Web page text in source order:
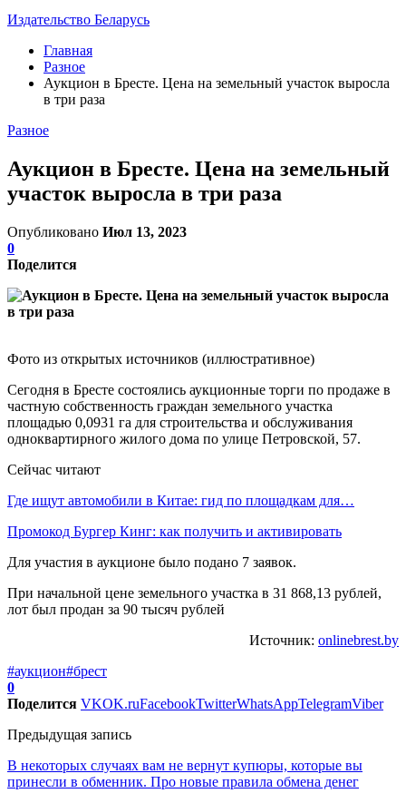
Издательство Беларусь
Главная
Разное
Аукцион в Бресте. Цена на земельный участок выросла
в три раза
Разное
Аукцион в Бресте. Цена на земельный
участок выросла в три раза
Опубликовано Июл 13, 2023
0
Поделится
Фото из открытых источников (иллюстративное)
Сегодня в Бресте состоялись аукционные торги по продаже в
частную собственность граждан земельного участка
площадью 0,0931 га для строительства и обслуживания
одноквартирного жилого дома по улице Петровской, 57.
Сейчас читают
Где ищут автомобили в Китае: гид по площадкам для…
Промокод Бургер Кинг: как получить и активировать
Для участия в аукционе было подано 7 заявок.
При начальной цене земельного участка в 31 868,13 рублей,
лот был продан за 90 тысяч рублей
Источник: onlinebrest.by
#аукцион#брест
0
Поделится VKOK.ruFacebookTwitterWhatsAppTelegramViber
Предыдущая запись
В некоторых случаях вам не вернут купюры, которые вы
принесли в обменник. Про новые правила обмена денег